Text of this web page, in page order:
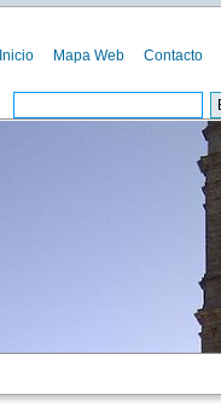
Inicio Mapa Web Contacto